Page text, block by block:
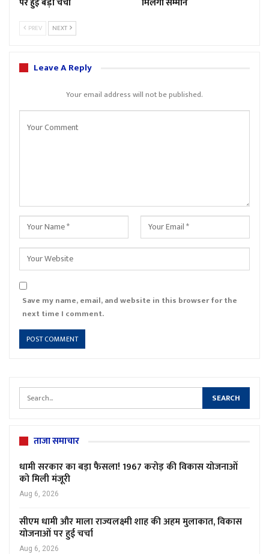
PREV NEXT
Leave A Reply
Your email address will not be published.
Save my name, email, and website in this browser for the
next time I comment.
ताजा समाचार
धामी सरकार का बड़ा फैसला! 1967 करोड़ की विकास योजनाओं
को मिली मंजूरी
Aug 6, 2026
सीएम धामी और माला राज्यलक्ष्मी शाह की अहम मुलाकात, विकास
योजनाओं पर हुई चर्चा
Aug 6, 2026